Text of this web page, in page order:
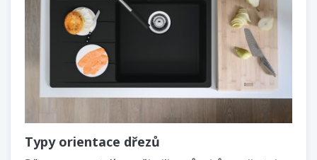
Typy orientace dřezů